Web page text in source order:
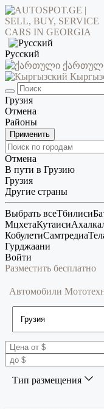
Русский
Грузия
Отмена
Районы
Применить
Отмена
В пути в Грузию
Грузия
Другие страны
Выбрать всеТбилиси
МцхетаКутаиси
КобулетиСамтредиа
Гурджаани
Войти
Разместить бесплатно
Автомобили
Тип размещения